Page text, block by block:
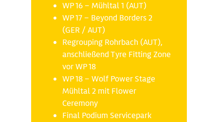
WP 16 – Mühltal 1 (AUT)
WP 17 – Beyond Borders 2
(GER / AUT)
Regrouping Rohrbach (AUT),
anschließend Tyre Fitting Zone
vor WP 18
WP 18 – Wolf Power Stage
Mühltal 2 mit Flower
Ceremony
Final Podium Servicepark